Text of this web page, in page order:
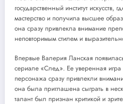
государственный институт искусств,
мастерство и получила высшее
она сразу привлекла внимание
неповторимым стилем и
Впервые Валерия Ланская
сериале «След». Ее уверенная
персонажа сразу привлекли
она была приглашена сыграть в
талант был признан критикой и